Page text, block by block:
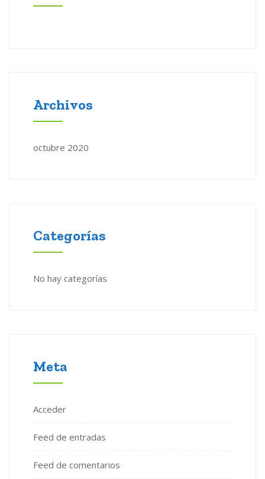
Archivos
octubre 2020
Categorías
No hay categorías
Meta
Acceder
Feed de entradas
Feed de comentarios